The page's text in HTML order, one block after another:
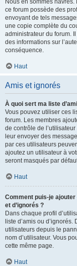
Nous en sommes
ce forum possède des
envoyant de tels
une copie complète du
administrateur du forum.
des informations sur
conséquence.
Haut
Amis et ignorés
À quoi sert ma liste
Vous pouvez utiliser ces
forum. Les membres
de contrôle de
leur envoyer des
par ces utilisateurs
ajoutez un utilisateur à
seront masqués par
Haut
Comment puis-je
et d’ignorés ?
Dans chaque profil
liste d’amis ou
utilisateurs depuis le
nom d’utilisateur. Vous
cette même page.
Haut